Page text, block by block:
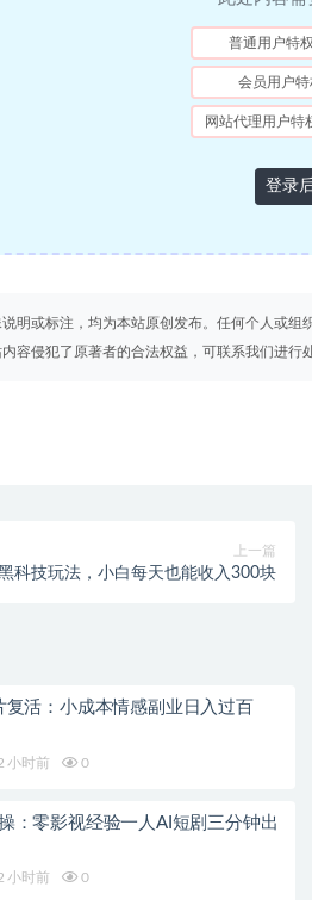
普通用户特权
会员用户特
网站代理用户特
登录
明或标注，均为本站原创发布。任何个人或
容侵犯了原著者的合法权益，可联系我们进行
上一篇
科技玩法，小白每天也能收入300块
复活：小成本情感副业日入过百
小时前 0
：零影视经验一人AI短剧三分钟出
小时前 0